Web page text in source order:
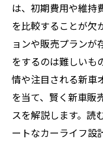
は、初期費用や維持
を比較することが欠
ョンや販売プランが
をするのは難しいも
情や注目される新車
を当て、賢く新車販
スを解説します。読
ートなカーライフ設